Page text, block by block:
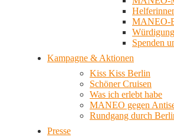
MANEO-
Spenden
Kampagne & Aktionen
Kiss Kiss Berlin
Schöner Cruisen
Was ich erlebt habe
MANEO gegen
Rundgang durch
Presse